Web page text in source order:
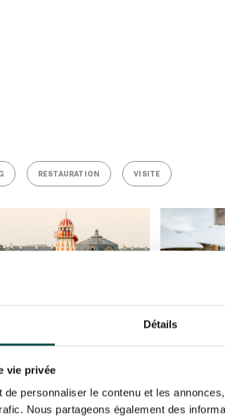
Détails
vie privée
de personnaliser le contenu et les
Nous partageons également des
RESTAURATION VISITE
juin 2026
GÉNÉRALE 100%
OFFRE
DE